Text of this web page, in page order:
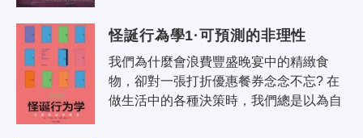
怪誕行為學1·可預測的非理性
我們為什麼會浪費豐盛晚宴中的精緻食
物，卻對一張打折優惠餐券念念不忘? 在
做生活中的各種決策時，我們總是以為自